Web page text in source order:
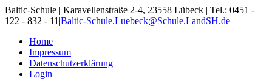
Skip
to
Baltic-Schule | Karavellenstraße 2-4, 23558 Lübeck | Tel.: 0451 -
122 - 832 - 11 |Baltic-Schule.Luebeck@Schule.LandSH.de
Home
Impressum
Datenschutzerklärung
Login